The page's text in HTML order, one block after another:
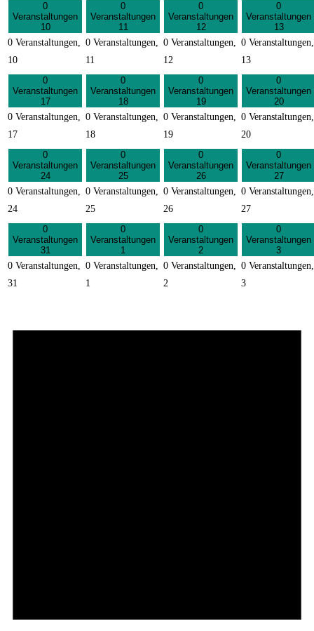
0
Veranstaltungen
10
0 Veranstaltungen,
10
0
Veranstaltungen
11
0 Veranstaltungen,
11
0
Veranstaltungen
12
0 Veranstaltungen,
12
0
Veranstaltungen
13
0 Veranstaltungen,
13
0
Veranstaltungen
17
0 Veranstaltungen,
17
0
Veranstaltungen
18
0 Veranstaltungen,
18
0
Veranstaltungen
19
0 Veranstaltungen,
19
0
Veranstaltungen
20
0 Veranstaltungen,
20
0
Veranstaltungen
24
0 Veranstaltungen,
24
0
Veranstaltungen
25
0 Veranstaltungen,
25
0
Veranstaltungen
26
0 Veranstaltungen,
26
0
Veranstaltungen
27
0 Veranstaltungen,
27
0
Veranstaltungen
31
0 Veranstaltungen,
31
0
Veranstaltungen
1
0 Veranstaltungen,
1
0
Veranstaltungen
2
0 Veranstaltungen,
2
0
Veranstaltungen
3
0 Veranstaltungen,
3